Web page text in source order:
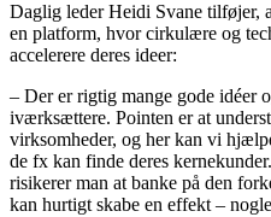
Daglig leder Heidi Svane tilføjer,
en platform, hvor cirkulære og
accelerere deres ideer:
– Der er rigtig mange gode idéer
iværksættere. Pointen er at
virksomheder, og her kan vi
de fx kan finde deres
risikerer man at banke på den
kan hurtigt skabe en effekt –